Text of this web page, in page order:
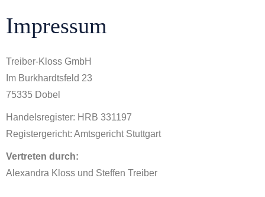
Impressum
Treiber-Kloss GmbH
Im Burkhardtsfeld 23
75335 Dobel
Handelsregister: HRB 331197
Registergericht: Amtsgericht Stuttgart
Vertreten durch:
Alexandra Kloss und Steffen Treiber